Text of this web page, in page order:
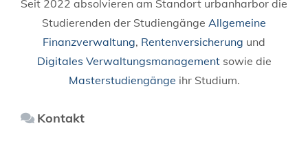
Seit 2022 absolvieren am Standort urbanharbor die
Studierenden der Studiengänge Allgemeine
Finanzverwaltung, Rentenversicherung und
Digitales Verwaltungsmanagementsowie die
Masterstudiengänge ihr Studium.
Kontakt